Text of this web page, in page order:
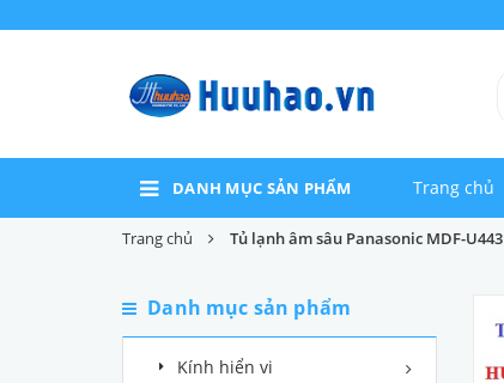
DANH MỤC SẢN PHẨM Trang chủ
Trang chủ Tủ lạnh âm sâu Panasonic MDF-U443
Danh mục sản phẩm
Kính hiển vi